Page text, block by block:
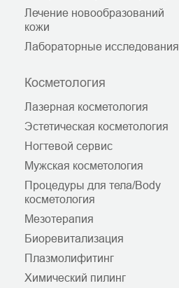
Лечение новообразований
кожи
Лабораторные исследования
Косметология
Лазерная косметология
Эстетическая косметология
Ногтевой сервис
Мужская косметология
Процедуры для тела/Body
косметология
Мезотерапия
Биоревитализация
Плазмолифитинг
Химический пилинг